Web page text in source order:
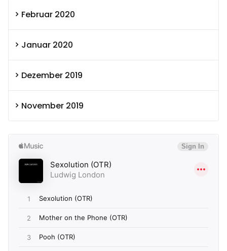
Februar 2020
Januar 2020
Dezember 2019
November 2019